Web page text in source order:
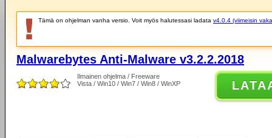
Tämä on ohjelman vanha versio. Voit myös halutessasi ladata v4.0.4 (viimeisin
Malwarebytes Anti-Malware v3.2.2.2018
Ilmainen ohjelma / Freeware
Vista / Win10 / Win7 / Win8 / WinXP